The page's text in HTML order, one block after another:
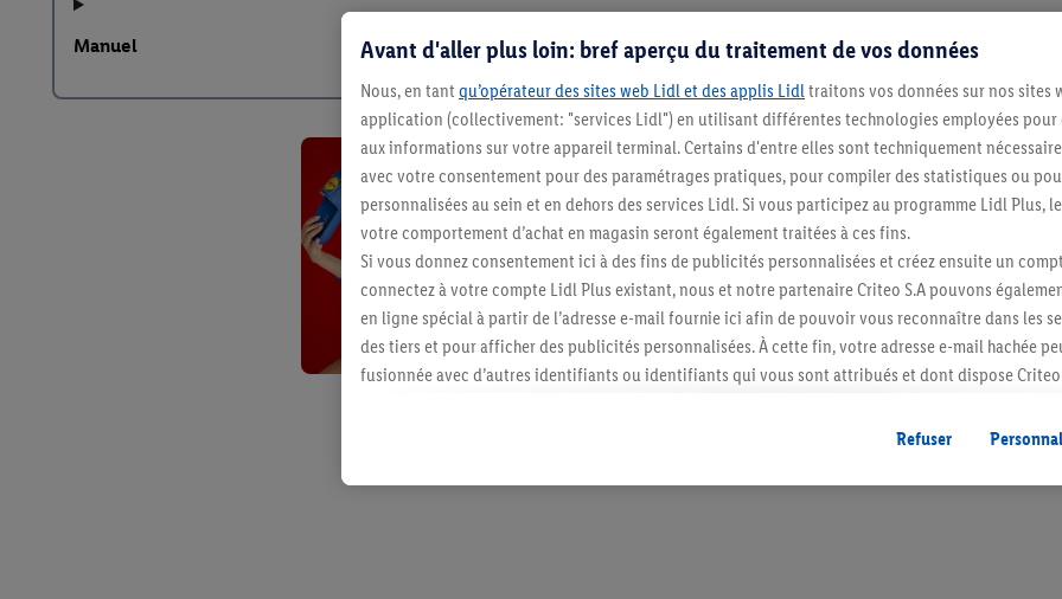
Manuel
Restez au
Abonnez-vous à la newsletter
S'abonner
Avant d'aller plus loin: bref aperçu du traitement de vos données
Nous, en tant qu’opérateur des sites web Lidl et des applis Lidltraitons vos données sur nos sites
application (collectivement: "services Lidl") en utilisant différentes technologies employées pour
aux informations sur votre appareil terminal. Certains d'entre elles sont techniquement
avec votre consentement pour des paramétrages pratiques, pour compiler des statistiques ou
personnalisées au sein et en dehors des services Lidl. Si vous participez au programme Lidl Plus,
votre comportement d’achat en magasin seront également traitées à ces fins.
Si vous donnez consentement ici à des fins de publicités personnalisées et créez ensuite un
connectez à votre compte Lidl Plus existant, nous et notre partenaire Criteo S.A pouvons
en ligne spécial à partir de l’adresse e-mail fournie ici afin de pouvoir vous reconnaître dans les
des tiers et pour afficher des publicités personnalisées. À cette fin, votre adresse e-mail hachée
fusionnée avec d’autres identifiants ou identifiants qui vous sont attribués et dont dispose Criteo
vous avez montré de l’intérêt (par exemple en plaçant le produit dans un panier d’un webshop
l’achat) peuvent également être affichées sur plusieurs apppareils et plusieurs services de Lidl si
plusieurs services de Lidl peuvent vous être attribués en utilisant votre adresse e-mail hachée et,
Refuser